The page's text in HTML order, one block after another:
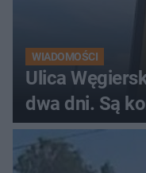
WIADOMOŚCI
Ulica
dwa dni. Są